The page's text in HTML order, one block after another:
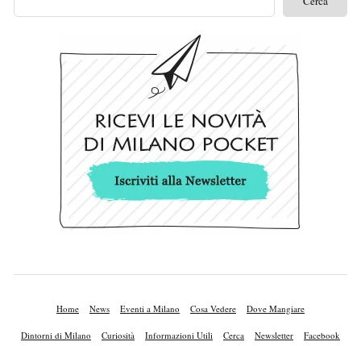
Home News Eventi a Milano Cosa Vedere Dove Mangiare
Dintorni di Milano Curiosità Informazioni Utili Cerca Newsletter Facebook